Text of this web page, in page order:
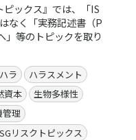
ックス』では、「IS
なく「実務記述書（P
等のトピックを取り
ラ
ハラスメント
資本
生物多様性
管理
リスクトピックス